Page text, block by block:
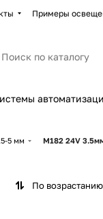
Примеры
5 мм M182 24V
По